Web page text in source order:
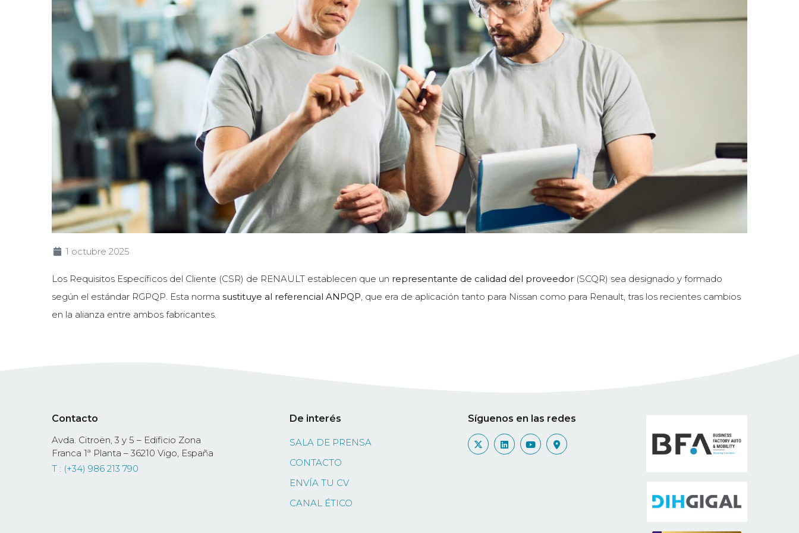
1 octubre 2025
Los Requisitos Específicos del Cliente (CSR) de RENAULT establecen que un representante de calidad del proveedor (SCQR) sea designado y formado
según el estándar RGPQP. Esta norma sustituye al referencial ANPQP , que era de aplicación tanto para Nissan como para Renault, tras los recientes cambios
en la alianza entre ambos fabricantes.
Contacto
Avda. Citroën, 3 y 5 – Edificio Zona
Franca 1ª Planta – 36210 Vigo, España
T : (+34) 986 213 790
De interés
SALA DE PRENSA
CONTACTO
ENVÍA TU CV
CANAL ÉTICO
Síguenos en las redes